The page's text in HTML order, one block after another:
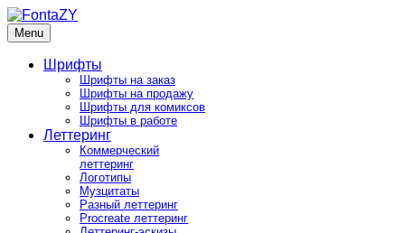
Skip
to
content
FontaZY
Fonts and pictures by Zakhar Yaschin
Menu
Шрифты
Шрифты на заказ
Шрифты на продажу
Шрифты для комиксов
Шрифты в работе
Леттеринг
Коммерческий
леттеринг
Логотипы
Музцитаты
Разный леттеринг
Procreate леттеринг